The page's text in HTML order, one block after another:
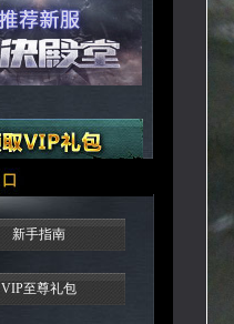
新手指南
VIP至尊礼包